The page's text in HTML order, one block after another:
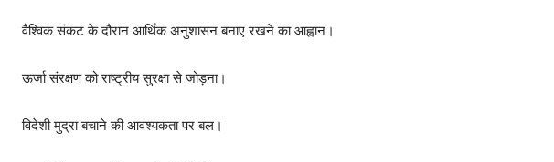
वैश्विक संकट के दौरान आर्थिक अनुशासन बनाए रखने का आह्वान।
ऊर्जा संरक्षण को राष्ट्रीय सुरक्षा से जोड़ना।
विदेशी मुद्रा बचाने की आवश्यकता पर बल।